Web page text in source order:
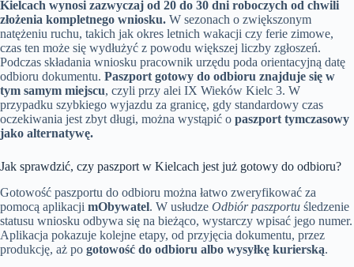
Kielcach wynosi zazwyczaj od 20 do 30 dni roboczych od chwili
złożenia kompletnego wniosku. W sezonach o zwiększonym
natężeniu ruchu, takich jak okres letnich wakacji czy ferie zimowe,
czas ten może się wydłużyć z powodu większej liczby zgłoszeń.
Podczas składania wniosku pracownik urzędu poda orientacyjną datę
odbioru dokumentu. Paszport gotowy do odbioru znajduje się w
tym samym miejscu, czyli przy alei IX Wieków Kielc 3. W
przypadku szybkiego wyjazdu za granicę, gdy standardowy czas
oczekiwania jest zbyt długi, można wystąpić o paszport tymczasowy
jako alternatywę.
Jak sprawdzić, czy paszport w Kielcach jest już gotowy do odbioru?
Gotowość paszportu do odbioru można łatwo zweryfikować za
pomocą aplikacji mObywatel. W usłudze Odbiór paszportu śledzenie
statusu wniosku odbywa się na bieżąco, wystarczy wpisać jego numer.
Aplikacja pokazuje kolejne etapy, od przyjęcia dokumentu, przez
produkcję, aż po gotowość do odbioru albo wysyłkę kurierską.